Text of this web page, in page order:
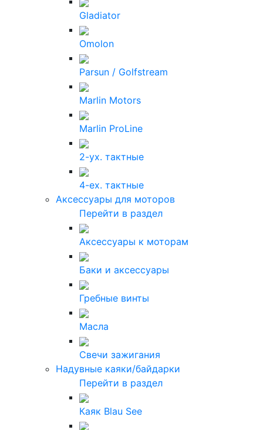
Gladiator
Omolon
Parsun / Golfstream
Marlin Motors
Marlin ProLine
2-ух. тактные
4-ех. тактные
Аксессуары для моторов
Перейти в раздел
Аксессуары к моторам
Баки и аксессуары
Гребные винты
Масла
Свечи зажигания
Надувные каяки/байдарки
Перейти в раздел
Каяк Blau See